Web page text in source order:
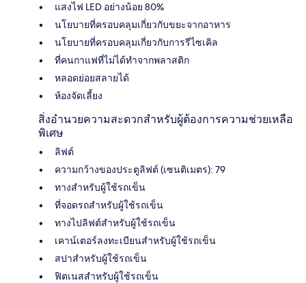
แสงไฟ LED อย่างน้อย 80%
นโยบายที่ครอบคลุมเกี่ยวกับขยะจากอาหาร
นโยบายที่ครอบคลุมเกี่ยวกับการรีไซเคิล
ที่คนกาแฟที่ไม่ได้ทำจากพลาสติก
หลอดย่อยสลายได้
ห้องจัดเลี้ยง
สิ่งอำนวยความสะดวกสำหรับผู้ต้องการความช่วยเหลือ
พิเศษ
ลิฟต์
ความกว้างของประตูลิฟต์ (เซนติเมตร): 79
ทางสำหรับผู้ใช้รถเข็น
ที่จอดรถสำหรับผู้ใช้รถเข็น
ทางไปลิฟต์สำหรับผู้ใช้รถเข็น
เคาน์เตอร์ลงทะเบียนสำหรับผู้ใช้รถเข็น
สปาสำหรับผู้ใช้รถเข็น
ฟิตเนสสำหรับผู้ใช้รถเข็น